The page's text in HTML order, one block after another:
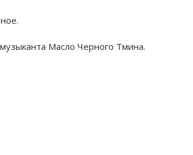
Масло Черного Тмина.